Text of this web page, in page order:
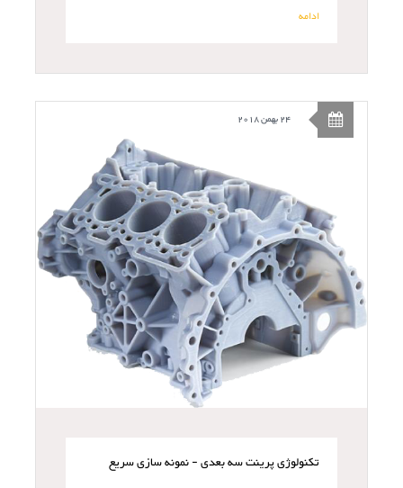
ادامه
24 بهمن 2018
تکنولوژی پرینت سه بعدی - نمونه سازی سریع